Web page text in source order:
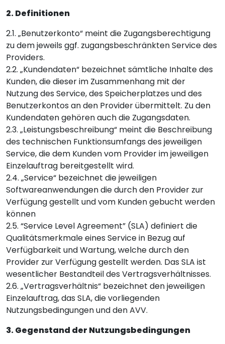
2. Definitionen
2.1. „Benutzerkonto“ meint die Zugangsberechtigung
zu dem jeweils ggf. zugangsbeschränkten Service des
Providers.
2.2. „Kundendaten“ bezeichnet sämtliche Inhalte des
Kunden, die dieser im Zusammenhang mit der
Nutzung des Service, des Speicherplatzes und des
Benutzerkontos an den Provider übermittelt. Zu den
Kundendaten gehören auch die Zugangsdaten.
2.3. „Leistungsbeschreibung“ meint die Beschreibung
des technischen Funktionsumfangs des jeweiligen
Service, die dem Kunden vom Provider im jeweiligen
Einzelauftrag bereitgestellt wird.
2.4. „Service“ bezeichnet die jeweiligen
Softwareanwendungen die durch den Provider zur
Verfügung gestellt und vom Kunden gebucht werden
können
2.5. “Service Level Agreement” (SLA) definiert die
Qualitätsmerkmale eines Service in Bezug auf
Verfügbarkeit und Wartung, welche durch den
Provider zur Verfügung gestellt werden. Das SLA ist
wesentlicher Bestandteil des Vertragsverhältnisses.
2.6. „Vertragsverhältnis“ bezeichnet den jeweiligen
Einzelauftrag, das SLA, die vorliegenden
Nutzungsbedingungen und den AVV.
3. Gegenstand der Nutzungsbedingungen